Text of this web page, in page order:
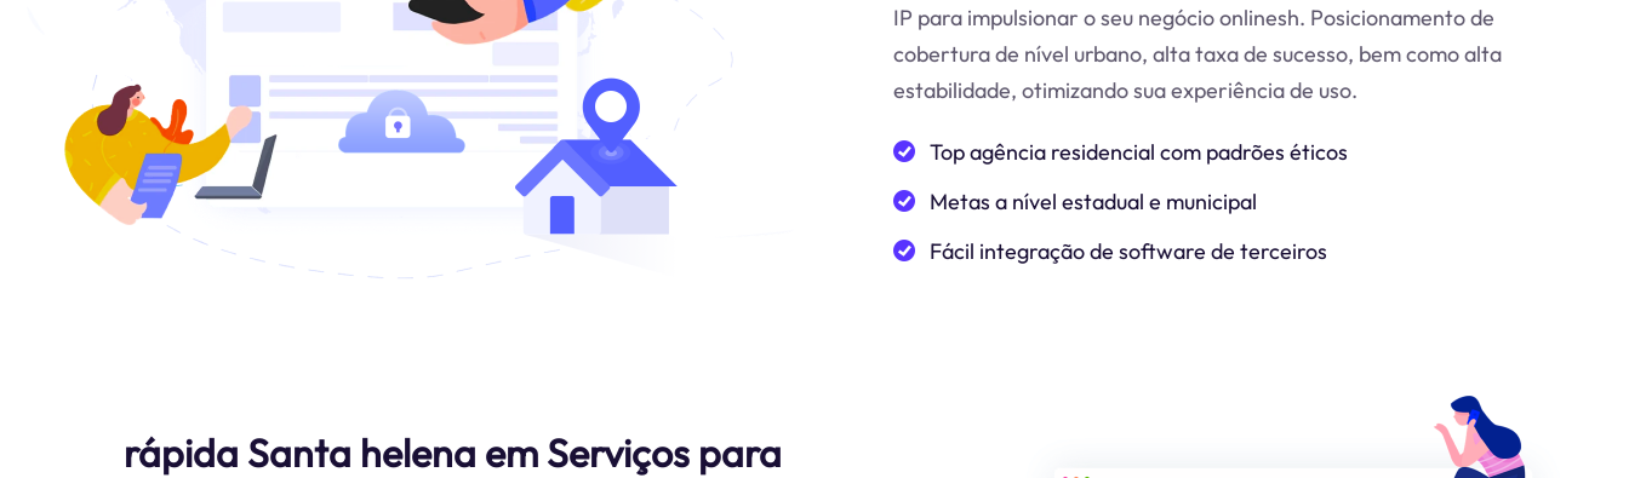
IP para impulsionar o seu negócio onlinesh. Posicionamento de
cobertura de nível urbano, alta taxa de sucesso, bem como alta
estabilidade, otimizando sua experiência de uso.
Top agência residencial com padrões éticos
Metas a nível estadual e municipal
Fácil integração de software de terceiros
rápida Santa helena em Serviços para